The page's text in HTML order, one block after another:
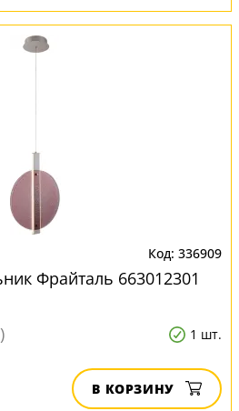
336909
Фрайталь 663012301
1 шт.
В КОРЗИНУ